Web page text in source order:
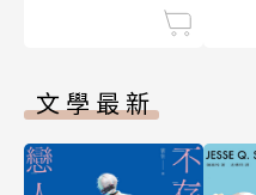
文學最新